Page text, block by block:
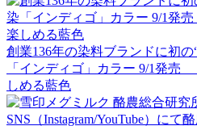
創業136年の染料ブランドに初
「インディゴ」カラー 9/1発
しめる藍色